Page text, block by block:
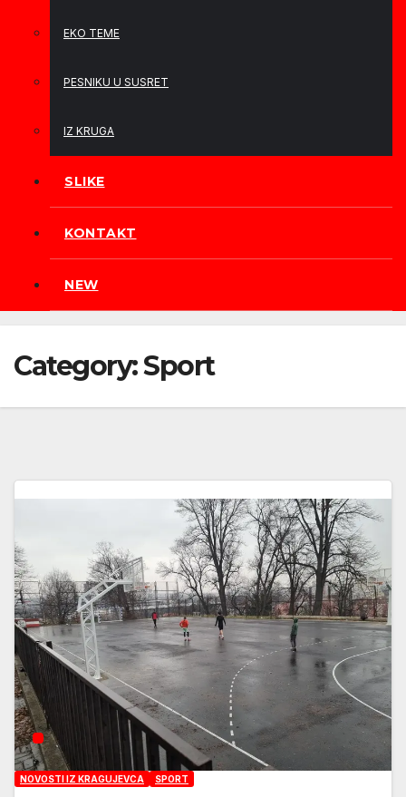
EKO TEME
PESNIKU U SUSRET
IZ KRUGA
SLIKE
KONTAKT
NEW
Category:Sport
NOVOSTI IZ KRAGUJEVCA SPORT